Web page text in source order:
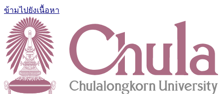
ข้ามไปยังเนื้อหา